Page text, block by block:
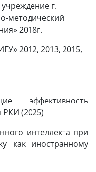
г.
методический
2018г.
2012, 2013, 2015,
эффективность
РКИ (2025)
интеллекта при
как иностранному